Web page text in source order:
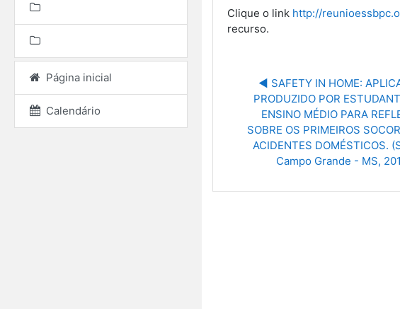
Página inicial
Calendário
Clique o link http://
recurso.
◀︎ SAFETY IN HOME:
PRODUZIDO POR
ENSINO MÉDIO PARA
SOBRE OS PRIMEIROS
ACIDENTES DOMÉSTICOS.
Campo Grande - MS,